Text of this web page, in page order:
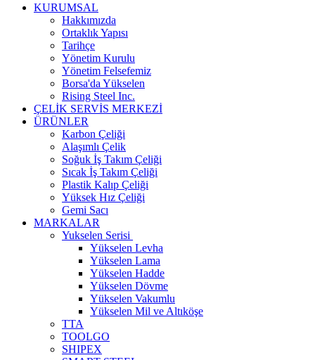
KURUMSAL
Hakkımızda
Ortaklık Yapısı
Tarihçe
Yönetim Kurulu
Yönetim Felsefemiz
Borsa'da Yükselen
Rising Steel Inc.
ÇELİK SERVİS MERKEZİ
ÜRÜNLER
Karbon Çeliği
Alaşımlı Çelik
Soğuk İş Takım Çeliği
Sıcak İş Takım Çeliği
Plastik Kalıp Çeliği
Yüksek Hız Çeliği
Gemi Sacı
MARKALAR
Yukselen Serisi
Yükselen Levha
Yükselen Lama
Yükselen Hadde
Yükselen Dövme
Yükselen Vakumlu
Yükselen Mil ve Altıköşe
TTA
TOOLGO
SHIPEX